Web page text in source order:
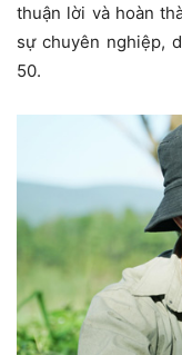
thuận lời và hoàn
sự chuyên nghiệp,
50.